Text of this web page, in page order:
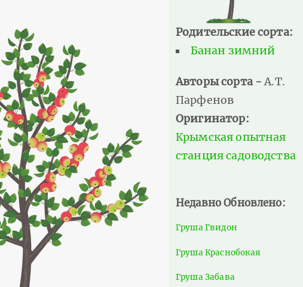
Родительские сорта:
Банан зимний
Авторы сорта -А.Т.
Парфенов
Оригинатор:
Крымская опытная
станция садоводства
Недавно Обновлено:
Груша Гвидон
Груша Краснобокая
Груша Забава